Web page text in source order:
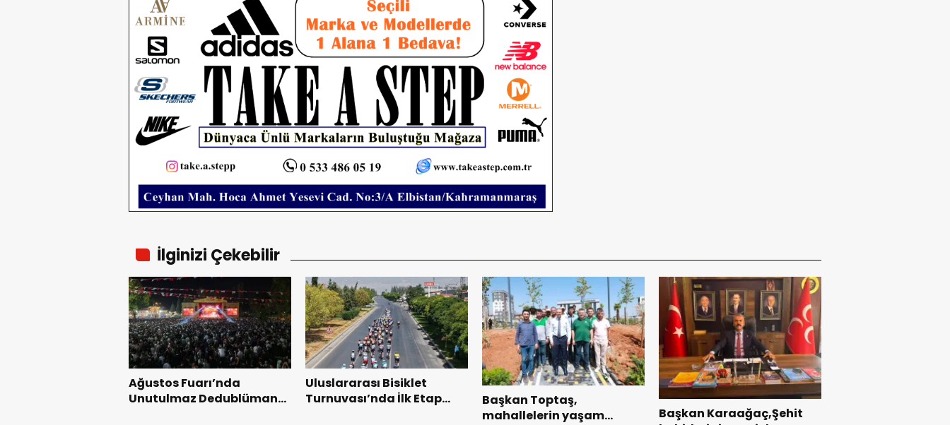
İlginizi Çekebilir
Ağustos Fuarı’nda
Unutulmaz Dedublüman
Uluslararası Bisiklet
Turnuvası’nda İlk Etap
Başkan Toptaş,
mahallelerin yaşam
Başkan Karaağaç,Şehit